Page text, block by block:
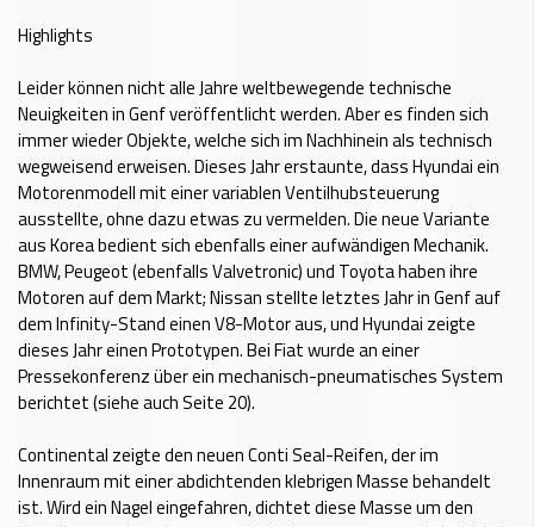
Highlights
Leider können nicht alle Jahre weltbewegende technische
Neuigkeiten in Genf veröffentlicht werden. Aber es finden sich
immer wieder Objekte, welche sich im Nachhinein als technisch
wegweisend erweisen. Dieses Jahr erstaunte, dass Hyundai ein
Motorenmodell mit einer variablen Ventilhubsteuerung
ausstellte, ohne dazu etwas zu vermelden. Die neue Variante
aus Korea bedient sich ebenfalls einer aufwändigen Mechanik.
BMW, Peugeot (ebenfalls Valvetronic) und Toyota haben ihre
Motoren auf dem Markt; Nissan stellte letztes Jahr in Genf auf
dem Infinity-Stand einen V8-Motor aus, und Hyundai zeigte
dieses Jahr einen Prototypen. Bei Fiat wurde an einer
Pressekonferenz über ein mechanisch-pneumatisches System
berichtet (siehe auch Seite 20).
Continental zeigte den neuen Conti Seal-Reifen, der im
Innenraum mit einer abdichtenden klebrigen Masse behandelt
ist. Wird ein Nagel eingefahren, dichtet diese Masse um den